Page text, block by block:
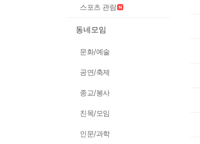
스포츠 관람
동네모임
문화/예술
공연/축제
종교/봉사
친목/모임
인문/과학